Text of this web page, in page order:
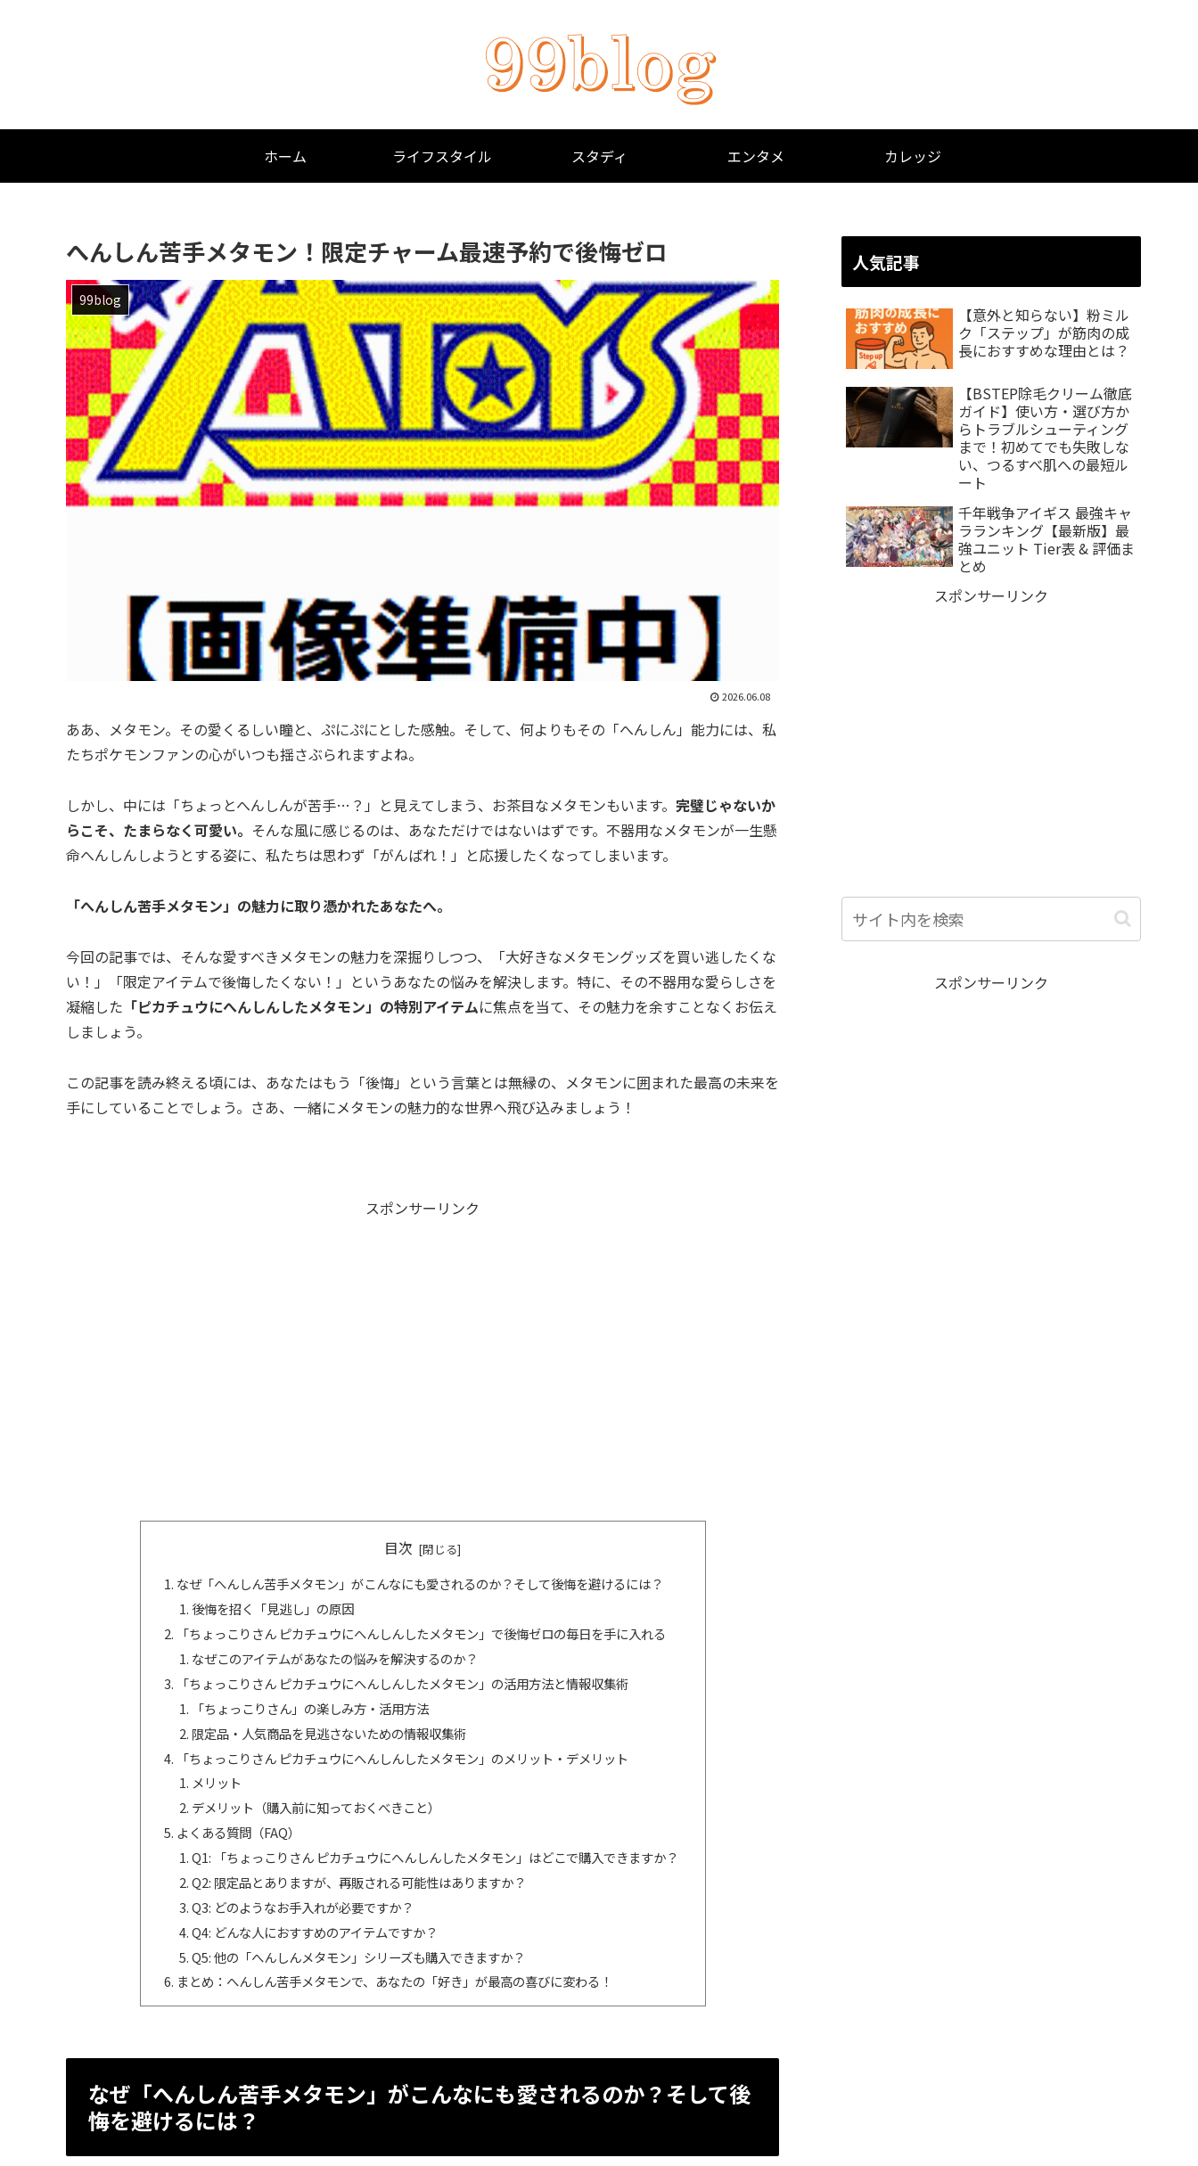
ホーム ライフスタイル スタディ エンタメ カレッジ
へんしん苦手メタモン！限定チャーム最速予約で後悔ゼロ
99blog
2026.06.08
ああ、メタモン。その愛くるしい瞳と、ぷにぷにとした感触。そして、何よりもその「へんしん」能力には、私
たちポケモンファンの心がいつも揺さぶられますよね。
しかし、中には「ちょっとへんしんが苦手…？」と見えてしまう、お茶目なメタモンもいます。 完璧じゃないか
らこそ、たまらなく可愛い。 そんな風に感じるのは、あなただけではないはずです。不器用なメタモンが一生懸
命へんしんしようとする姿に、私たちは思わず「がんばれ！」と応援したくなってしまいます。
「へんしん苦手メタモン」の魅力に取り憑かれたあなたへ。
今回の記事では、そんな愛すべきメタモンの魅力を深掘りしつつ、「大好きなメタモングッズを買い逃したくな
い！」「限定アイテムで後悔したくない！」というあなたの悩みを解決します。特に、その不器用な愛らしさを
凝縮した 「ピカチュウにへんしんしたメタモン」の特別アイテムに焦点を当て、その魅力を余すことなくお伝え
しましょう。
この記事を読み終える頃には、あなたはもう「後悔」という言葉とは無縁の、メタモンに囲まれた最高の未来を
手にしていることでしょう。さあ、一緒にメタモンの魅力的な世界へ飛び込みましょう！
スポンサーリンク
目次
なぜ「へんしん苦手メタモン」がこんなにも愛されるのか？そして後悔を避けるには？
後悔を招く「見逃し」の原因
「ちょっこりさん ピカチュウにへんしんしたメタモン」で後悔ゼロの毎日を手に入れる
なぜこのアイテムがあなたの悩みを解決するのか？
「ちょっこりさん ピカチュウにへんしんしたメタモン」の活用方法と情報収集術
「ちょっこりさん」の楽しみ方・活用方法
限定品・人気商品を見逃さないための情報収集術
「ちょっこりさん ピカチュウにへんしんしたメタモン」のメリット・デメリット
メリット
デメリット（購入前に知っておくべきこと）
よくある質問（FAQ）
Q1: 「ちょっこりさん ピカチュウにへんしんしたメタモン」はどこで購入できますか？
Q2: 限定品とありますが、再販される可能性はありますか？
Q3: どのようなお手入れが必要ですか？
Q4: どんな人におすすめのアイテムですか？
Q5: 他の「へんしんメタモン」シリーズも購入できますか？
まとめ：へんしん苦手メタモンで、あなたの「好き」が最高の喜びに変わる！
なぜ「へんしん苦手メタモン」がこんなにも愛されるのか？そして後
悔を避けるには？
人気記事
【意外と知らない】粉ミル
ク「ステップ」が筋肉の成
長におすすめな理由とは？
【BSTEP除毛クリーム徹底
ガイド】使い方・選び方か
らトラブルシューティング
まで！初めてでも失敗しな
い、つるすべ肌への最短ル
ート
千年戦争アイギス 最強キャ
ラランキング【最新版】最
強ユニット Tier表 & 評価ま
とめ
スポンサーリンク
スポンサーリンク